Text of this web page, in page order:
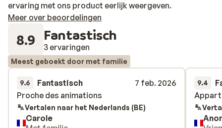
ervaring met ons product eerlijk weergeven.
Meer over beoordelingen
8.9 Fantastisch
3 ervaringen
Meest geboekt door met familie
9.6 Fantastisch
7 feb. 2026
Proche des animations
Proche des animations
Vertalen naar het Nederlands (BE)
Carole
9.4